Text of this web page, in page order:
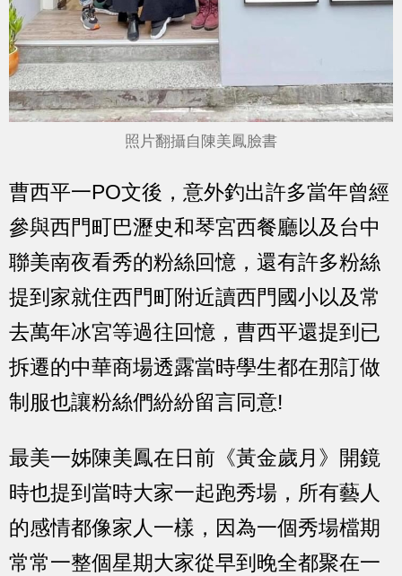
照片翻攝自陳美鳳臉書
曹西平一PO文後，意外釣出許多當年曾經
參與西門町巴瀝史和琴宮西餐廳以及台中
聯美南夜看秀的粉絲回憶，還有許多粉絲
提到家就住西門町附近讀西門國小以及常
去萬年冰宮等過往回憶，曹西平還提到已
拆遷的中華商場透露當時學生都在那訂做
制服也讓粉絲們紛紛留言同意!
最美一姊陳美鳳在日前《黃金歲月》開鏡
時也提到當時大家一起跑秀場，所有藝人
的感情都像家人一樣，因為一個秀場檔期
常常一整個星期大家從早到晚全都聚在一